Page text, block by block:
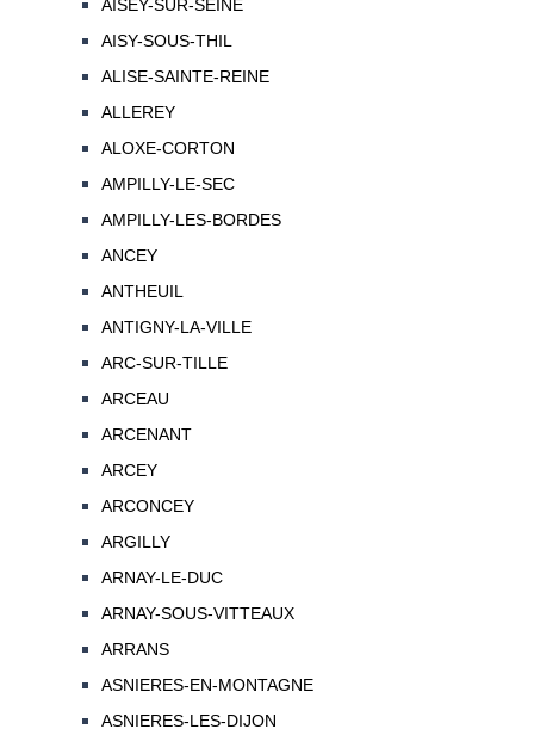
AISEY-SUR-SEINE
AISY-SOUS-THIL
ALISE-SAINTE-REINE
ALLEREY
ALOXE-CORTON
AMPILLY-LE-SEC
AMPILLY-LES-BORDES
ANCEY
ANTHEUIL
ANTIGNY-LA-VILLE
ARC-SUR-TILLE
ARCEAU
ARCENANT
ARCEY
ARCONCEY
ARGILLY
ARNAY-LE-DUC
ARNAY-SOUS-VITTEAUX
ARRANS
ASNIERES-EN-MONTAGNE
ASNIERES-LES-DIJON